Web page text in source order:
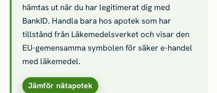
hämtas ut när du har legitimerat dig med
BankID. Handla bara hos apotek som har
tillstånd från Läkemedelsverket och visar den
EU-gemensamma symbolen för säker e-handel
med läkemedel.
Jämför nätapotek